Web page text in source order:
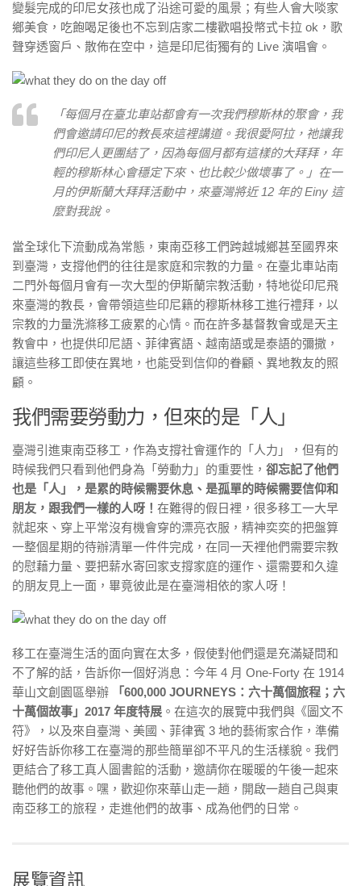
變髮完成的印尼女孩也成了沿途可愛的風景；有些人會大啖家
鄉美食，吃飽喝足後也不忘到店家二樓歡唱投幣式卡拉 ok，歌
聲穿透窗戶、散佈在空中，這是印尼街獨有的 Live 演唱會。
「每個月在臺北車站都會有一次我們穆斯林的聚會，我
們會邀請印尼的教長來這裡講道。我很愛阿拉，祂讓我
們印尼人更團結了，因為每個月都有這樣的大拜拜，年
輕的穆斯林心會穩定下來、也比較少做壞事了。」在一
月的伊斯蘭大拜拜活動中，來臺灣將近 12 年的 Einy 這
麼對我說。
當全球化下流動成為常態，東南亞移工們跨越城鄉甚至國界來
到臺灣，支撐他們的往往是家庭和宗教的力量。在臺北車站南
二門外每個月會有一次大型的伊斯蘭宗教活動，特地從印尼飛
來臺灣的教長，會帶領這些印尼籍的穆斯林移工進行禮拜，以
宗教的力量洗滌移工疲累的心情。而在許多基督教會或是天主
教會中，也提供印尼語、菲律賓語、越南語或是泰語的彌撒，
讓這些移工即使在異地，也能受到信仰的眷顧、異地教友的照
顧。
我們需要勞動力，但來的是「人」
臺灣引進東南亞移工，作為支撐社會運作的「人力」，但有的
時候我們只看到他們身為「勞動力」的重要性， 卻忘記了他們
也是「人」，是累的時候需要休息、是孤單的時候需要信仰和
朋友，跟我們一樣的人呀！ 在難得的假日裡，很多移工一大早
就起來、穿上平常沒有機會穿的漂亮衣服，精神奕奕的把盤算
一整個星期的待辦清單一件件完成，在同一天裡他們需要宗教
的慰藉力量、要把薪水寄回家支撐家庭的運作、還需要和久違
的朋友見上一面，畢竟彼此是在臺灣相依的家人呀！
移工在臺灣生活的面向實在太多，假使對他們還是充滿疑問和
不了解的話，告訴你一個好消息：今年 4 月 One-Forty 在 1914
華山文創園區舉辦
「600,000 JOURNEYS：六十萬個旅程；六
十萬個故事」2017 年度特展 。在這次的展覽中我們與《圖文不
符》，以及來自臺灣、美國、菲律賓 3 地的藝術家合作，準備
好好告訴你移工在臺灣的那些簡單卻不平凡的生活樣貌。我們
更結合了移工真人圖書館的活動，邀請你在暖暖的午後一起來
聽他們的故事。嘿，歡迎你來華山走一趟，開啟一趟自己與東
南亞移工的旅程，走進他們的故事、成為他們的日常。
展覽資訊